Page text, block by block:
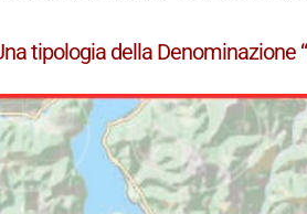
tipologia della Denominazione